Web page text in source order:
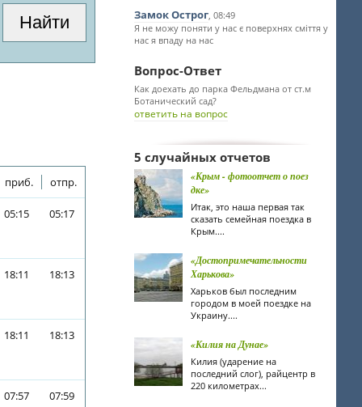
приб. отпр.
05:15 05:17
18:11 18:13
18:11 18:13
07:57 07:59
Замок Острог, 08:49
Я не можу поняти у нас є поверхнях сміття у
нас я впаду на нас
Вопрос-Ответ
Как доехать до парка Фельдмана от ст.м
Ботанический сад?
ответить на вопрос
5 случайных отчетов
«Крым - фотоотчет о поез
дке»
Итак, это наша первая так
сказать семейная поездка в
Крым....
«Достопримечательности
Харькова»
Харьков был последним
городом в моей поездке на
Украину....
«Килия на Дунае»
Килия (ударение на
последний слог), райцентр в
220 километрах...